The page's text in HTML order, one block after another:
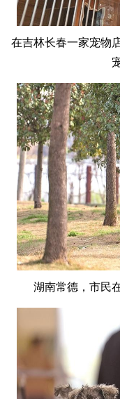
在吉林长春一家宠物
湖南常德，市民